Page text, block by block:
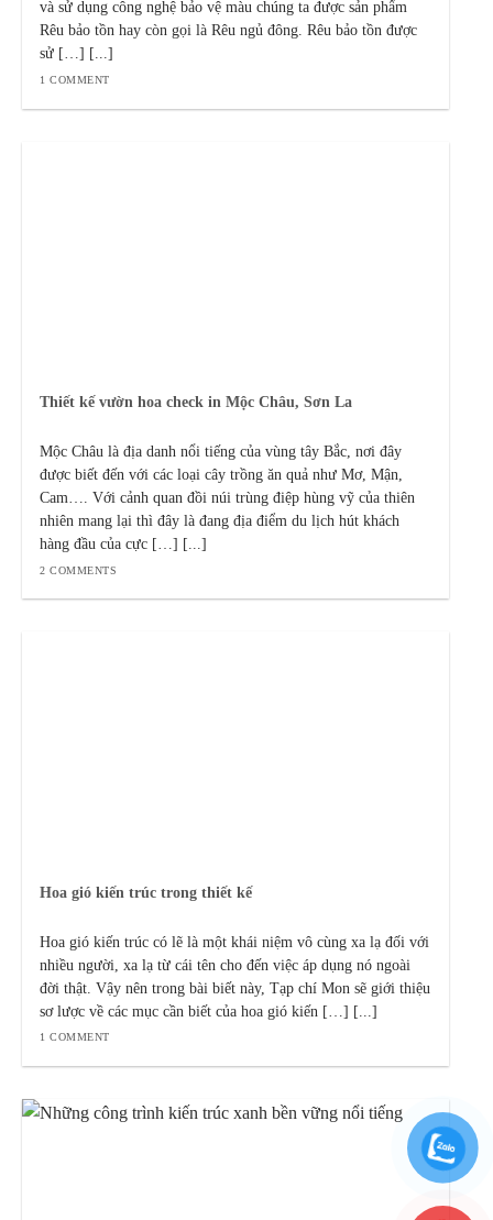
và sử dụng công nghệ bảo vệ màu chúng ta được sản phẩm
Rêu bảo tồn hay còn gọi là Rêu ngủ đông. Rêu bảo tồn được
sử […] [...]
1 COMMENT
Thiết kế vườn hoa check in Mộc Châu, Sơn La
Mộc Châu là địa danh nổi tiếng của vùng tây Bắc, nơi đây
được biết đến với các loại cây trồng ăn quả như Mơ, Mận,
Cam…. Với cảnh quan đồi núi trùng điệp hùng vỹ của thiên
nhiên mang lại thì đây là đang địa điểm du lịch hút khách
hàng đầu của cực […] [...]
2 COMMENTS
Hoa gió kiến trúc trong thiết kế
Hoa gió kiến trúc có lẽ là một khái niệm vô cùng xa lạ đối với
nhiều người, xa lạ từ cái tên cho đến việc áp dụng nó ngoài
đời thật. Vậy nên trong bài biết này, Tạp chí Mon sẽ giới thiệu
sơ lược về các mục cần biết của hoa gió kiến […] [...]
1 COMMENT